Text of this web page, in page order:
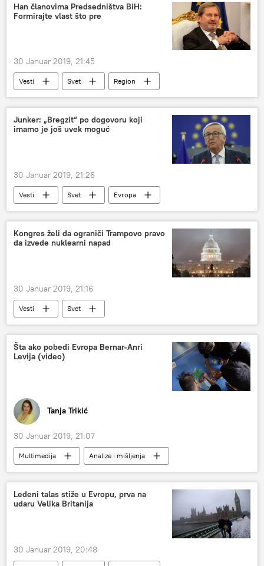
Han članovima Predsedništva BiH:
Formirajte vlast što pre
30 Januar 2019, 21:45
Vesti Svet Region
Junker: „Bregzit“ po dogovoru koji
imamo je još uvek moguć
30 Januar 2019, 21:26
Vesti Svet Evropa
Kongres želi da ograniči Trampovo pravo
da izvede nuklearni napad
30 Januar 2019, 21:16
Vesti Svet
Šta ako pobedi Evropa Bernar-Anri
Levija (video)
Tanja Trikić
30 Januar 2019, 21:07
Multimedija
Analize i mišljenja
Sputnjik intervju
Komentari i Analitika
Video
Radio
Ledeni talas stiže u Evropu, prva na
udaru Velika Britanija
30 Januar 2019, 20:48